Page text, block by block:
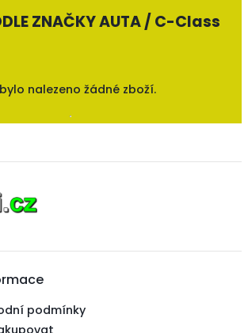
ZNAČKY AUTA / C-Class
nalezeno žádné zboží.
podmínky